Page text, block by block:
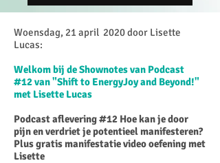
Woensdag, 21 april 2020 door Lisette
Lucas:
Welkom bij de Shownotes van Podcast
#12 van "Shift to EnergyJoy and Beyond!"
met Lisette Lucas
Podcast aflevering #12 Hoe kan je door
pijn en verdriet je potentieel manifesteren?
Plus gratis manifestatie video oefening met
Lisette